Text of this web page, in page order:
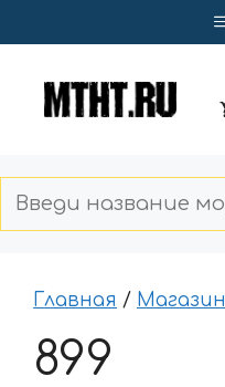
к
Главная / Магазин
899